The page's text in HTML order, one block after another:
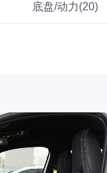
底盘/动力(20)